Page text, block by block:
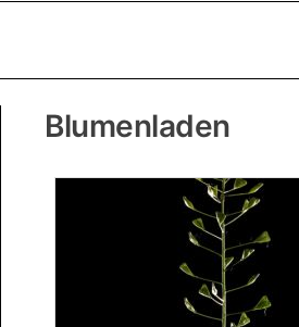
Fromm
Blumenladen